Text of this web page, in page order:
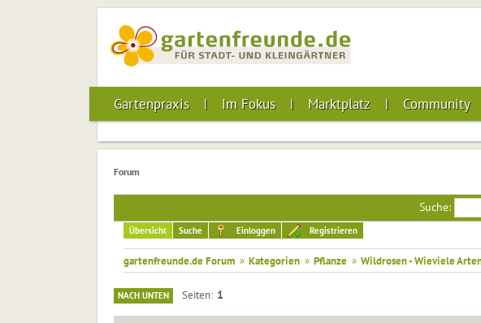
Gartenpraxis Im Fokus Marktplatz Community
Forum
Suche:
Übersicht Suche Einloggen Registrieren
gartenfreunde.de Forum » Kategorien » Pflanze » Wildrosen - Wieviele
NACH UNTEN Seiten 1